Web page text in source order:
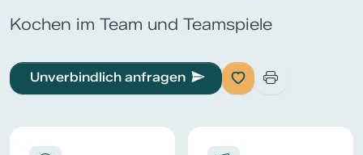
Kochen im Team und Teamspiele
Unverbindlich anfragen